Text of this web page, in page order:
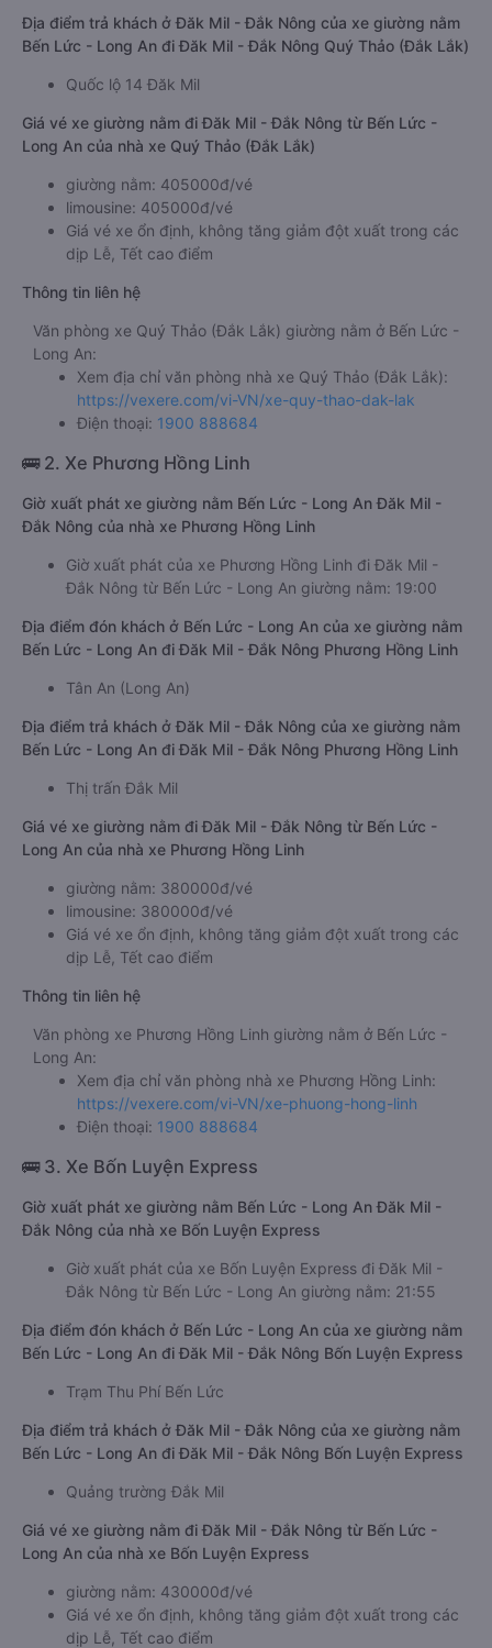
Địa điểm trả khách ở Đăk Mil - Đắk Nông của xe giường nằm
Bến Lức - Long An đi Đăk Mil - Đắk Nông Quý Thảo (Đắk Lắk)
Quốc lộ 14 Đăk Mil
Giá vé xe giường nằm đi Đăk Mil - Đắk Nông từ Bến Lức -
Long An của nhà xe Quý Thảo (Đắk Lắk)
giường nằm: 405000đ/vé
limousine: 405000đ/vé
Giá vé xe ổn định, không tăng giảm đột xuất trong các
dịp Lễ, Tết cao điểm
Thông tin liên hệ
Văn phòng xe Quý Thảo (Đắk Lắk) giường nằm ở Bến Lức -
Long An:
Xem địa chỉ văn phòng nhà xe Quý Thảo (Đắk Lắk):
https://vexere.com/vi-VN/xe-quy-thao-dak-lak
Điện thoại: 1900 888684
🚌 2. Xe Phương Hồng Linh
Giờ xuất phát xe giường nằm Bến Lức - Long An Đăk Mil -
Đắk Nông của nhà xe Phương Hồng Linh
Giờ xuất phát của xe Phương Hồng Linh đi Đăk Mil -
Đắk Nông từ Bến Lức - Long An giường nằm: 19:00
Địa điểm đón khách ở Bến Lức - Long An của xe giường nằm
Bến Lức - Long An đi Đăk Mil - Đắk Nông Phương Hồng Linh
Tân An (Long An)
Địa điểm trả khách ở Đăk Mil - Đắk Nông của xe giường nằm
Bến Lức - Long An đi Đăk Mil - Đắk Nông Phương Hồng Linh
Thị trấn Đắk Mil
Giá vé xe giường nằm đi Đăk Mil - Đắk Nông từ Bến Lức -
Long An của nhà xe Phương Hồng Linh
giường nằm: 380000đ/vé
limousine: 380000đ/vé
Giá vé xe ổn định, không tăng giảm đột xuất trong các
dịp Lễ, Tết cao điểm
Thông tin liên hệ
Văn phòng xe Phương Hồng Linh giường nằm ở Bến Lức -
Long An:
Xem địa chỉ văn phòng nhà xe Phương Hồng Linh:
https://vexere.com/vi-VN/xe-phuong-hong-linh
Điện thoại: 1900 888684
🚌 3. Xe Bốn Luyện Express
Giờ xuất phát xe giường nằm Bến Lức - Long An Đăk Mil -
Đắk Nông của nhà xe Bốn Luyện Express
Giờ xuất phát của xe Bốn Luyện Express đi Đăk Mil -
Đắk Nông từ Bến Lức - Long An giường nằm: 21:55
Địa điểm đón khách ở Bến Lức - Long An của xe giường nằm
Bến Lức - Long An đi Đăk Mil - Đắk Nông Bốn Luyện Express
Trạm Thu Phí Bến Lức
Địa điểm trả khách ở Đăk Mil - Đắk Nông của xe giường nằm
Bến Lức - Long An đi Đăk Mil - Đắk Nông Bốn Luyện Express
Quảng trường Đắk Mil
Giá vé xe giường nằm đi Đăk Mil - Đắk Nông từ Bến Lức -
Long An của nhà xe Bốn Luyện Express
giường nằm: 430000đ/vé
Giá vé xe ổn định, không tăng giảm đột xuất trong các
dịp Lễ, Tết cao điểm